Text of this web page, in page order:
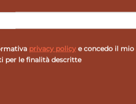
privacy policy e concedo il mio
per le finalità descritte